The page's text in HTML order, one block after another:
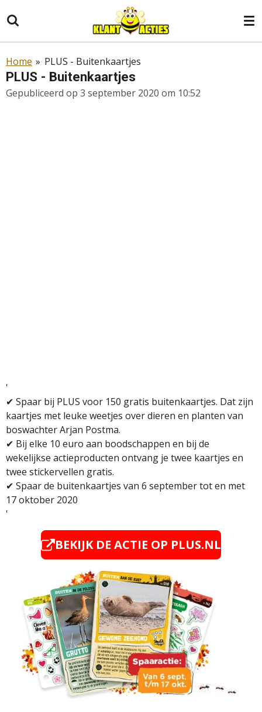
direct
naar
hoofdinhoud
Home » PLUS - Buitenkaartjes
PLUS - Buitenkaartjes
Gepubliceerd op 3 september 2020 om 10:52
'
✔ Spaar bij PLUS voor 150 gratis buitenkaartjes. Dat zijn
kaartjes met leuke weetjes over dieren en planten van
boswachter Arjan Postma.
✔ Bij elke 10 euro aan boodschappen en bij de
wekelijkse actieproducten ontvang je twee kaartjes en
twee stickervellen gratis.
✔ Spaar de buitenkaartjes van 6 september tot en met
17 oktober 2020
'
BEKIJK DE ACTIE OP PLUS.NL